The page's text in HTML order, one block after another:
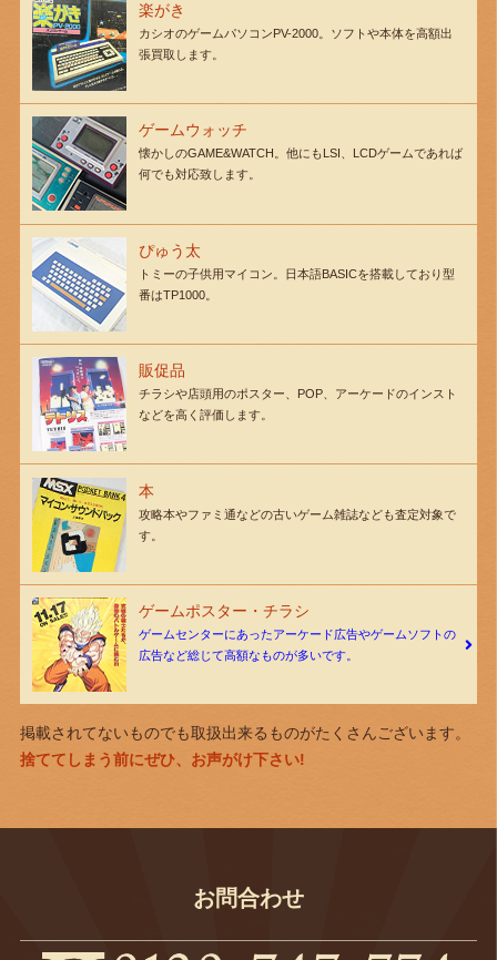
楽がき
カシオのゲームパソコンPV-2000。ソフトや本体を高額出
張買取します。
ゲームウォッチ
懐かしのGAME&WATCH。他にもLSI、LCDゲームであれば
何でも対応致します。
ぴゅう太
トミーの子供用マイコン。日本語BASICを搭載しており型
番はTP1000。
販促品
チラシや店頭用のポスター、POP、アーケードのインスト
などを高く評価します。
本
攻略本やファミ通などの古いゲーム雑誌なども査定対象で
す。
ゲームポスター・チラシ
ゲームセンターにあったアーケード広告やゲームソフトの
広告など総じて高額なものが多いです。
掲載されてないものでも取扱出来るものがたくさんございます。
捨ててしまう前にぜひ、お声がけ下さい!
お問合わせ